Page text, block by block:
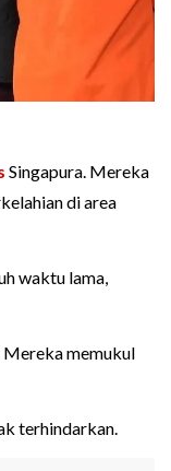
Singapura. Mereka
di area
waktu lama,
memukul
terhindarkan.